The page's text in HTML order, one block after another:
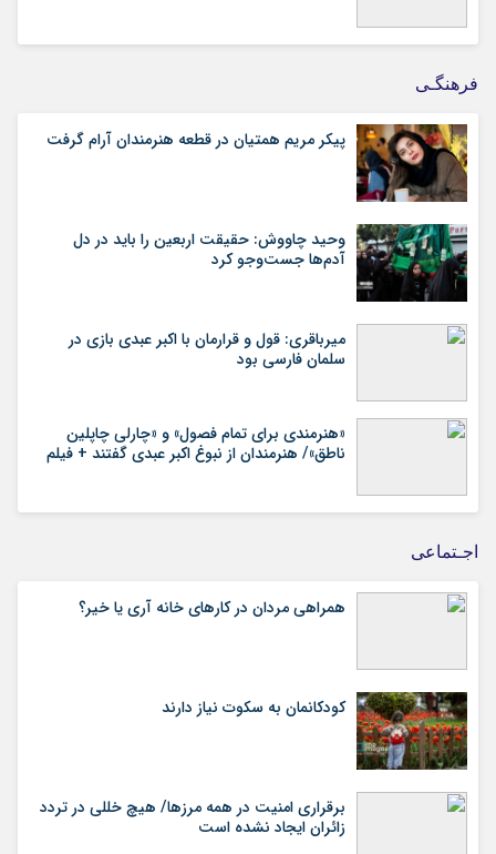
فرهنگـی
پیکر مریم همتیان در قطعه هنرمندان آرام گرفت
وحید چاووش: حقیقت اربعین را باید در دل
آدم‌ها جست‌وجو کرد
میرباقری: قول و قرارمان با اکبر عبدی بازی در
سلمان فارسی بود
«هنرمندی برای تمام فصول» و «چارلی چاپلین
ناطق»/ هنرمندان از نبوغ اکبر عبدی گفتند + فیلم
اجـتماعی
همراهی مردان در کارهای خانه آری یا خیر؟
کودکانمان به سکوت نیاز دارند
برقراری امنیت در همه مرزها/ هیچ‌ خللی در تردد
زائران ایجاد نشده است